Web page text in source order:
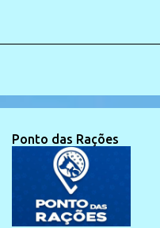
Ponto das Rações